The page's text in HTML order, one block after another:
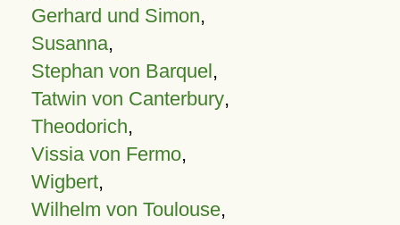
Gerhard und Simon,
Susanna,
Stephan von Barquel,
Tatwin von Canterbury,
Theodorich,
Vissia von Fermo,
Wigbert,
Wilhelm von Toulouse,